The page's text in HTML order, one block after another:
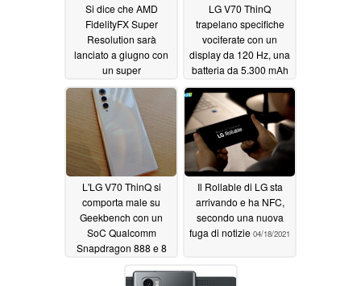
Si dice che AMD
FidelityFX Super
Resolution sarà
lanciato a giugno con
un super
campionamento
algoritmico basato su
software che funziona
su GPU non AMD
05/08/2021
LG V70 ThinQ
trapelano specifiche
vociferate con un
display da 120 Hz, una
batteria da 5.300 mAh
e 45 W di ricarica
04/29/2021
L'LG V70 ThinQ si
comporta male su
Geekbench con un
SoC Qualcomm
Snapdragon 888 e 8
Il Rollable di LG sta
arrivando e ha NFC,
secondo una nuova
fuga di notizie 04/18/2021